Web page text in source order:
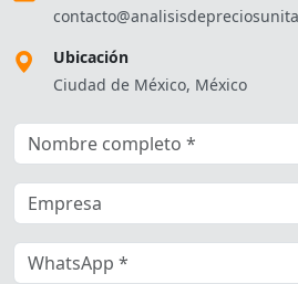
Ubicación
Ciudad de México, México